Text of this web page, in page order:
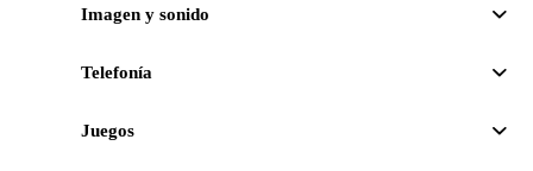
Imagen y sonido
Telefonía
Juegos